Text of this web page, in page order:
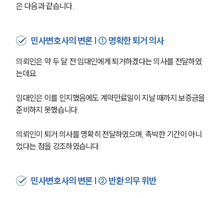
은 다음과 같습니다.
민사변호사의 변론 | ① 명확한 퇴거 의사
의뢰인은 약 두 달 전 임대인에게 퇴거하겠다는 의사를 전달하였
는데요.
임대인은 이를 인지했음에도 계약만료일이 지날 때까지 보증금을
준비하지 못했습니다.
의뢰인이 퇴거 의사를 명확히 전달하였으며, 촉박한 기간이 아니
었다는 점을 강조하였습니다.
민사변호사의 변론 | ② 반환 의무 위반